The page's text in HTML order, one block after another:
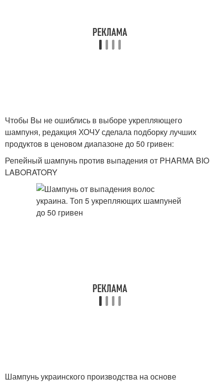
Чтобы Вы не ошиблись в выборе укрепляющего
шампуня, редакция ХОЧУ сделала подборку лучших
продуктов в ценовом диапазоне до 50 гривен:
Репейный шампунь против выпадения от PHARMA BIO
LABORATORY
Шампунь украинского производства на основе